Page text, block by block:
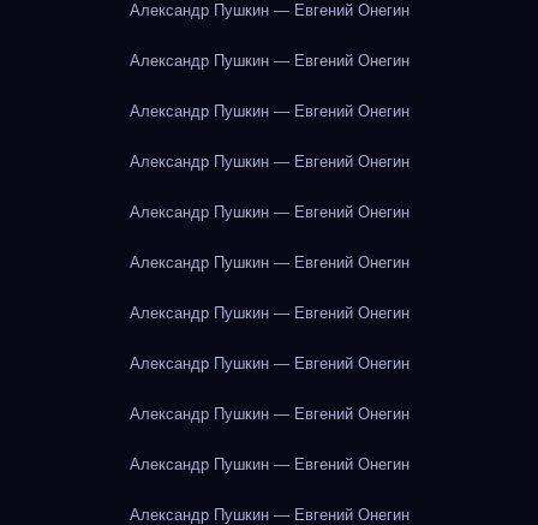
Александр Пушкин — Евгений Онегин
Александр Пушкин — Евгений Онегин
Александр Пушкин — Евгений Онегин
Александр Пушкин — Евгений Онегин
Александр Пушкин — Евгений Онегин
Александр Пушкин — Евгений Онегин
Александр Пушкин — Евгений Онегин
Александр Пушкин — Евгений Онегин
Александр Пушкин — Евгений Онегин
Александр Пушкин — Евгений Онегин
Александр Пушкин — Евгений Онегин